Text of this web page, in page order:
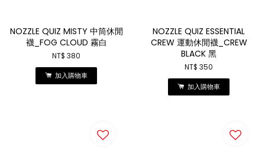
NOZZLE QUIZ MISTY 中筒休閒
襪_FOG CLOUD 霧白
NT$ 380
加入購物車
NOZZLE QUIZ ESSENTIAL
CREW 運動休閒襪_CREW
BLACK 黑
NT$ 350
加入購物車